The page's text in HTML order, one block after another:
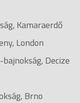
Kamaraerdő
London
Decize
Brno